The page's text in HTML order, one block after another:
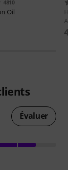
4810
Oil
Évaluer